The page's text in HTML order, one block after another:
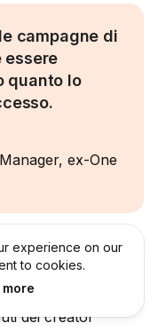
campagne di
essere
quanto lo
ex-One
è stato affidato
dei creator
experience on our
to cookies.